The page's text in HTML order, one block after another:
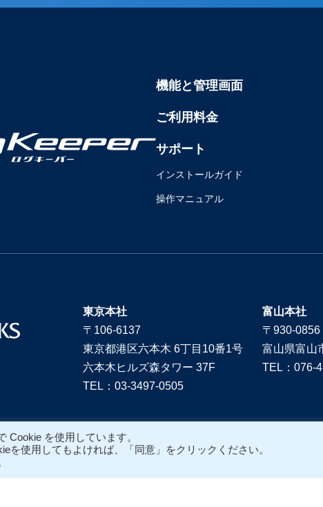
機能と管理画面
ご利用料金
サポート
インストールガイド
操作マニュアル
東京本社
〒106-6137
東京都港区六本木 6丁目10番1号
六本木ヒルズ森タワー 37F
TEL：03-3497-0505
富山本社
〒930-0856
富山県富山
TEL：076-
Copyright @ A.T.WORKS, Inc. All Rights Reserved.
Cookie を使用しています。
使用してもよければ、「同意」をクリックください。